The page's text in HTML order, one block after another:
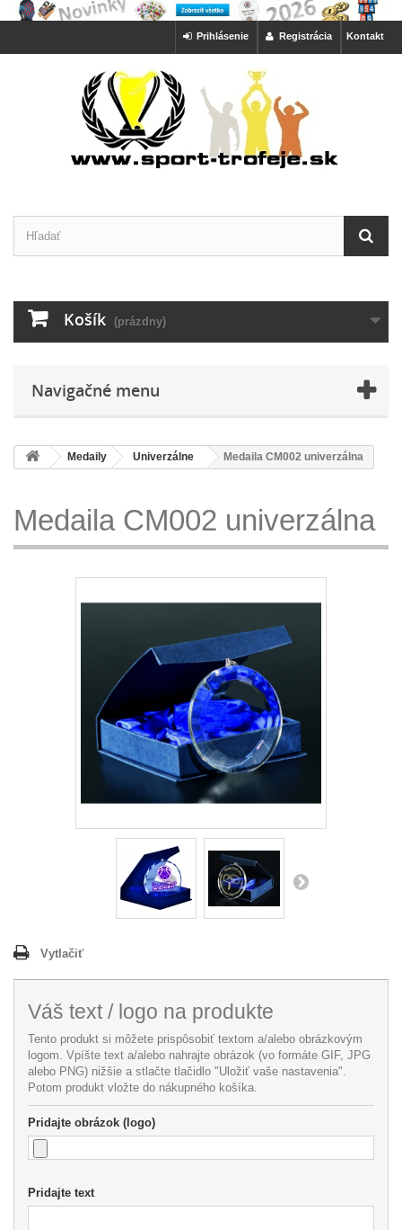
Kontakt
Registrácia
Prihlásenie
Košík (prázdny)
Navigačné menu
Medaily Univerzálne Medaila CM002 univerzálna
Medaila CM002 univerzálna
Vytlačiť
Váš text / logo na produkte
Tento produkt si môžete prispôsobiť textom a/alebo obrázkovým
logom. Vpíšte text a/alebo nahrajte obrázok (vo formáte GIF, JPG
alebo PNG) nižšie a stlačte tlačidlo "Uložiť vaše nastavenia".
Potom produkt vložte do nákupného košíka.
Pridajte obrázok (logo)
Pridajte text